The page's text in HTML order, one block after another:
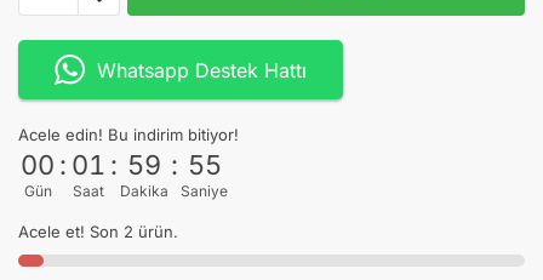
Whatsapp Destek Hattı
Acele edin! Bu indirim bitiyor!
00
Gün
: 01
Saat
: 59
Dakika
: 55
Saniye
Acele et! Son 2 ürün.